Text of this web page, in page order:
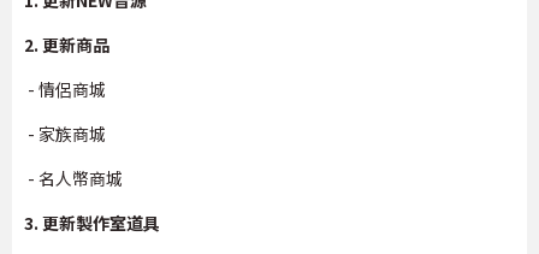
2. 更新商品
- 情侶商城
- 家族商城
- 名人幣商城
3. 更新製作室道具